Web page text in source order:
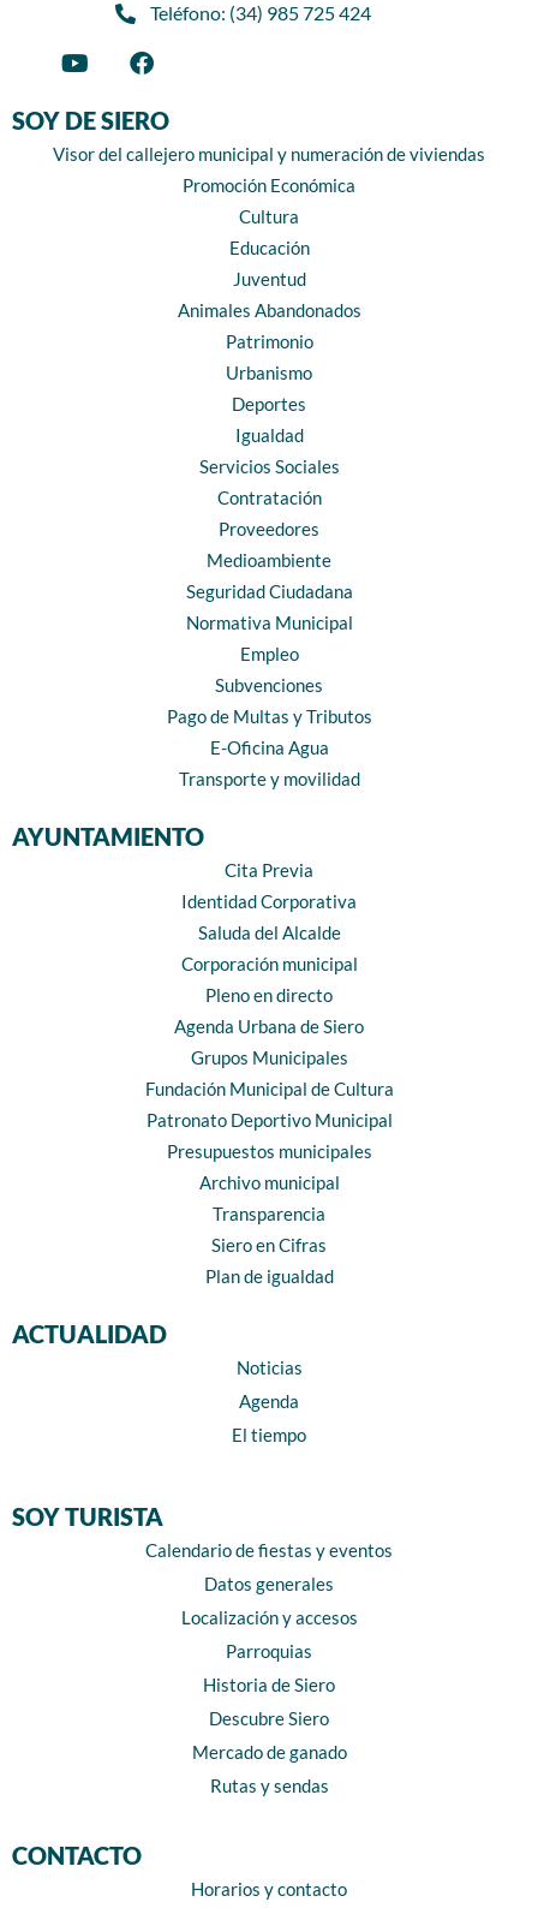
Teléfono: (34) 985 725 424
SOY DE SIERO
Visor del callejero municipal y numeración de viviendas
Promoción Económica
Cultura
Educación
Juventud
Animales Abandonados
Patrimonio
Urbanismo
Deportes
Igualdad
Servicios Sociales
Contratación
Proveedores
Medioambiente
Seguridad Ciudadana
Normativa Municipal
Empleo
Subvenciones
Pago de Multas y Tributos
E-Oficina Agua
Transporte y movilidad
AYUNTAMIENTO
Cita Previa
Identidad Corporativa
Saluda del Alcalde
Corporación municipal
Pleno en directo
Agenda Urbana de Siero
Grupos Municipales
Fundación Municipal de Cultura
Patronato Deportivo Municipal
Presupuestos municipales
Archivo municipal
Transparencia
Siero en Cifras
Plan de igualdad
ACTUALIDAD
Noticias
Agenda
El tiempo
SOY TURISTA
Calendario de fiestas y eventos
Datos generales
Localización y accesos
Parroquias
Historia de Siero
Descubre Siero
Mercado de ganado
Rutas y sendas
CONTACTO
Horarios y contacto